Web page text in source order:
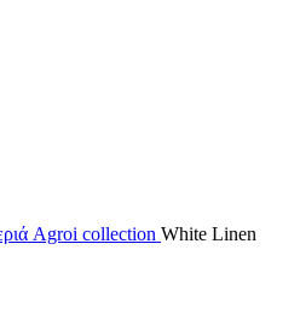
Agroi collection White Linen